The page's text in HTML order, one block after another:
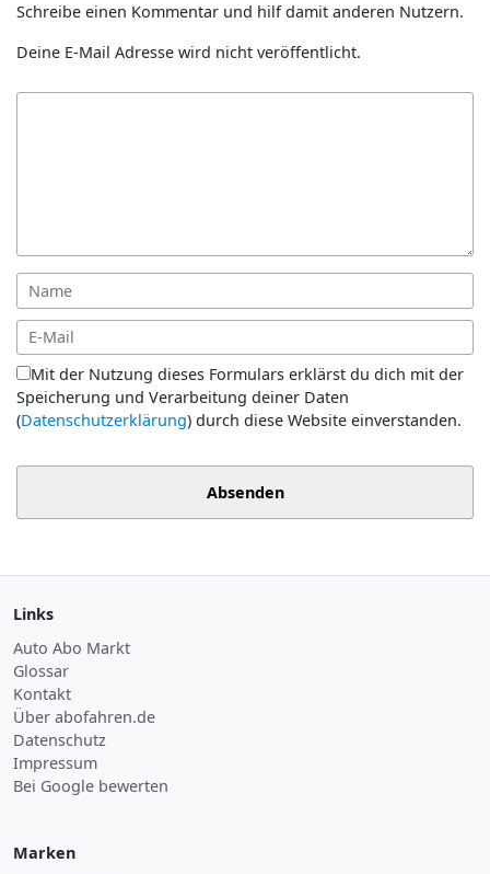
Schreibe einen Kommentar und hilf damit anderen Nutzern.
Deine E-Mail Adresse wird nicht veröffentlicht.
Mit der Nutzung dieses Formulars erklärst du dich mit der
Speicherung und Verarbeitung deiner Daten
(Datenschutzerklärung) durch diese Website einverstanden.
Absenden
Links
Auto Abo Markt
Glossar
Kontakt
Über abofahren.de
Datenschutz
Impressum
Bei Google bewerten
Marken